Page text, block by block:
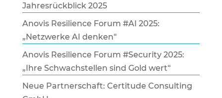
Jahresrückblick 2025
Anovis Resilience Forum #AI 2025:
„Netzwerke AI denken“
Anovis Resilience Forum #Security 2025:
„Ihre Schwachstellen sind Gold wert“
Neue Partnerschaft: Certitude Consulting